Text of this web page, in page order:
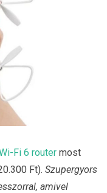
Fi 6 router most
Ft). Szupergyors
amivel